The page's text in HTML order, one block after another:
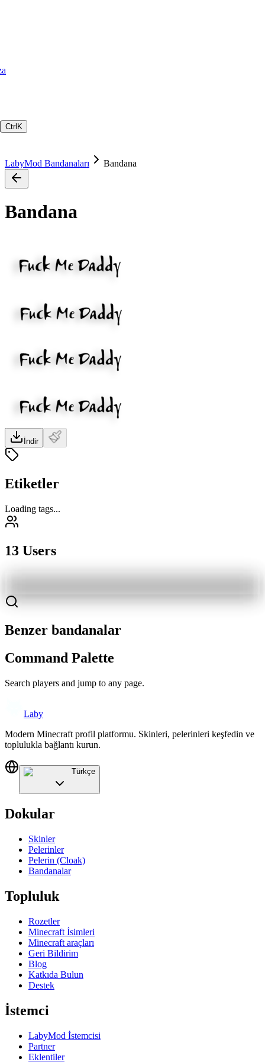
Ctrl K
LabyMod Bandanaları Bandana
Bandana
İndir
Etiketler
Loading tags...
13 Users
Benzer bandanalar
Command Palette
Search players and jump to any page.
Laby
Modern Minecraft profil platformu. Skinleri, pelerinleri keşfedin ve
toplulukla bağlantı kurun.
Türkçe
Dokular
Skinler
Pelerinler
Pelerin (Cloak)
Bandanalar
Topluluk
Rozetler
Minecraft İsimleri
Minecraft araçları
Geri Bildirim
Blog
Katkıda Bulun
Destek
İstemci
LabyMod İstemcisi
Partner
Eklentiler